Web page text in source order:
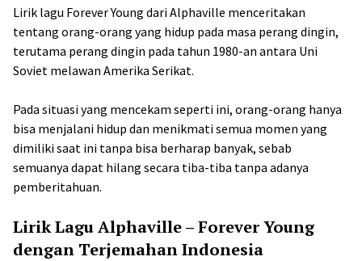
Lirik lagu Forever Young dari Alphaville menceritakan
tentang orang-orang yang hidup pada masa perang dingin,
terutama perang dingin pada tahun 1980-an antara Uni
Soviet melawan Amerika Serikat.
Pada situasi yang mencekam seperti ini, orang-orang hanya
bisa menjalani hidup dan menikmati semua momen yang
dimiliki saat ini tanpa bisa berharap banyak, sebab
semuanya dapat hilang secara tiba-tiba tanpa adanya
pemberitahuan.
Lirik Lagu Alphaville – Forever Young
dengan Terjemahan Indonesia